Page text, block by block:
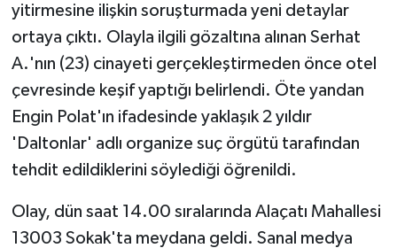
yitirmesine ilişkin soruşturmada yeni detaylar
ortaya çıktı. Olayla ilgili gözaltına alınan Serhat
A.'nın (23) cinayeti gerçekleştirmeden önce otel
çevresinde keşif yaptığı belirlendi. Öte yandan
Engin Polat'ın ifadesinde yaklaşık 2 yıldır
'Daltonlar' adlı organize suç örgütü tarafından
tehdit edildiklerini söylediği öğrenildi.
Olay, dün saat 14.00 sıralarında Alaçatı Mahallesi
13003 Sokak'ta meydana geldi. Sanal medya